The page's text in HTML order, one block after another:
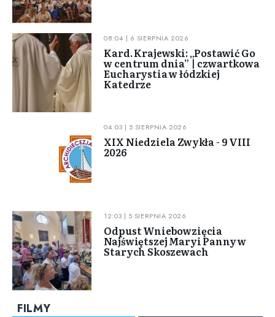
08:04 | 6 SIERPNIA 2026
Kard. Krajewski: „Postawić Go
w centrum dnia” | czwartkowa
Eucharystia w łódzkiej
Katedrze
04:03 | 5 SIERPNIA 2026
XIX Niedziela Zwykła - 9 VIII
2026
12:03 | 5 SIERPNIA 2026
Odpust Wniebowzięcia
Najświętszej Maryi Panny w
Starych Skoszewach
FILMY